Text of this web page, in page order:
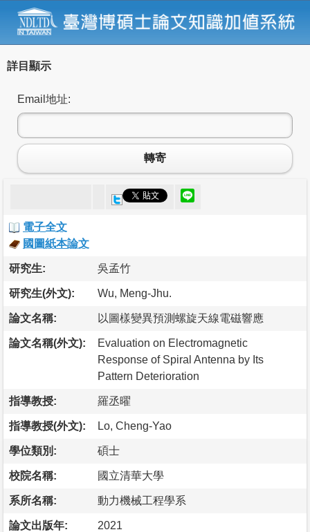
詳目顯示
Email地址:
轉寄
電子全文
國圖紙本論文
研究生: 吳孟竹
研究生(外文): Wu, Meng-Jhu.
論文名稱: 以圖樣變異預測螺旋天線電磁響應
論文名稱(外文):
Evaluation on Electromagnetic
Response of Spiral Antenna by Its
Pattern Deterioration
指導教授: 羅丞曜
指導教授(外文): Lo, Cheng-Yao
學位類別: 碩士
校院名稱: 國立清華大學
系所名稱: 動力機械工程學系
論文出版年: 2021